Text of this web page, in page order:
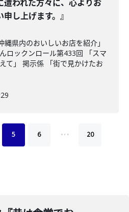
遭われた方々に、心よりお
申し上げます。』
県内のおいしいお店を紹介」
ロックンロール第433回 「スマ
て」 掲示係 「街で見かけたお
5 6 … 20